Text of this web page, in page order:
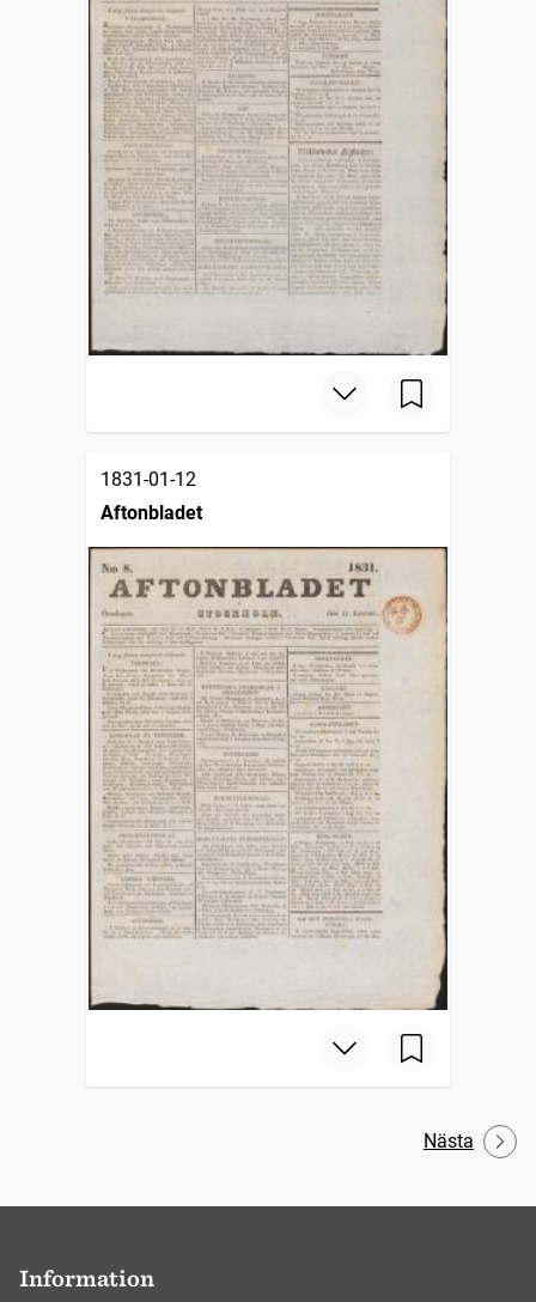
1831-01-12
Aftonbladet
Nästa
Information